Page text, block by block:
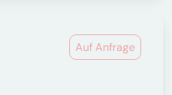
Auf Anfrage